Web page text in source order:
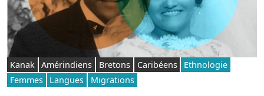
Kanak Amérindiens Bretons Caribéens
Ethnologie
Femmes
Langues Migrations